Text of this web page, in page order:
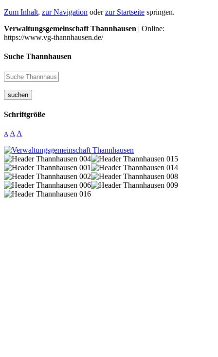
Zum Inhalt, zur Navigation oderzur Startseite springen.
Verwaltungsgemeinschaft Thannhausen | Online:
https://www.vg-thannhausen.de/
Suche Thannhausen
suchen
Schriftgröße
A A A